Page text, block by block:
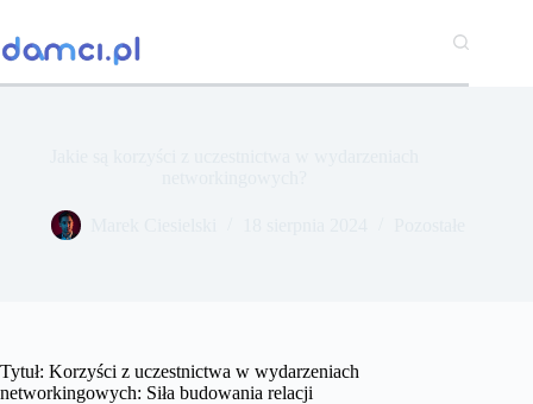
treści
Tytuł: Korzyści z uczestnictwa w wydarzeniach
networkingowych: Siła budowania relacji